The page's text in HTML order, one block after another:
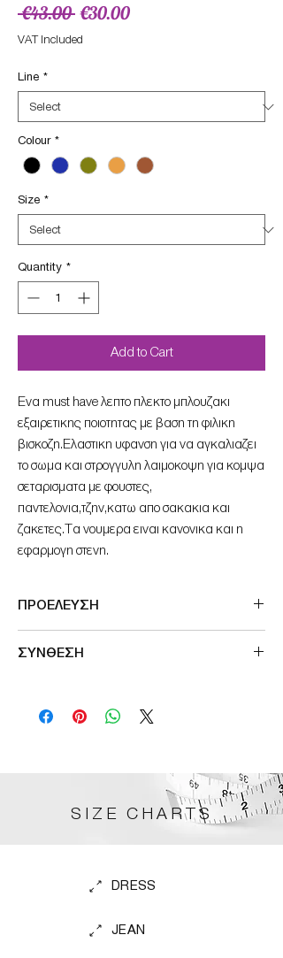
€43.00 Regular
Price
€30.00Sale
VAT Included
Line *
Colour *
Size *
Quantity *
Add to Cart
Eνα must have λεπτο πλεκτο μπλουζακι
εξαιρετικης ποιοτητας με βαση τη φιλικη
βισκοζη.Ελαστικη υφανση για να αγκαλιαζει
το σωμα και στρογγυλη λαιμοκοψη για κομψα
σεταρισματα με φουστες,
παντελονια,τζην,κατω απο σακακια και
ζακετες.Τα νουμερα ειναι κανονικα και η
εφαρμογη στενη.
ΠΡΟΕΛΕΥΣΗ
ΣΥΝΘΕΣΗ
SIZE CHARTS
DRESS
JEAN